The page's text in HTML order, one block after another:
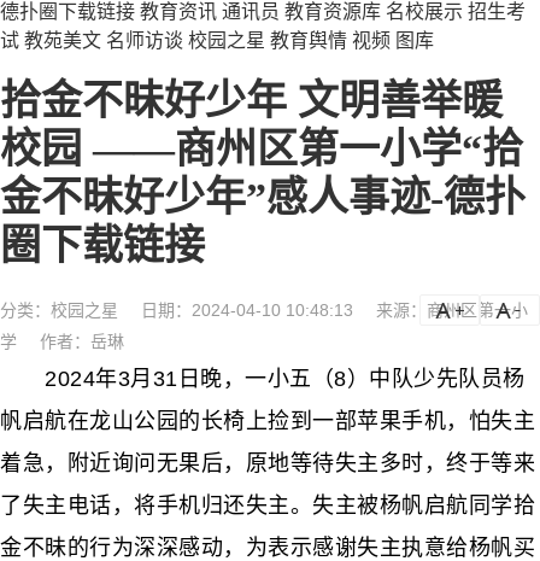
德扑圈下载链接 教育资讯 通讯员 教育资源库 名校展示 招生考
试 教苑美文 名师访谈 校园之星 教育舆情 视频 图库
拾金不昧好少年 文明善举暖
校园 ——商州区第一小学“拾
金不昧好少年”感人事迹-德扑
圈下载链接
分类： 校园之星 日期：2024-04-10 10:48:13
来源：商州区第一小
学
作者：岳琳
a a-
2024年3月31日晚，一小五（8）中队少先队员杨
帆启航在龙山公园的长椅上捡到一部苹果手机，怕失主
着急，附近询问无果后，原地等待失主多时，终于等来
了失主电话，将手机归还失主。失主被杨帆启航同学拾
金不昧的行为深深感动，为表示感谢失主执意给杨帆买